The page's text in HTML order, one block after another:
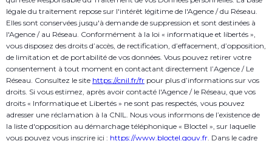
D
O
N
N
É
E
S
légale du traitement repose sur l'intérêt légitime de l'Agence / du Réseau.
Elles sont conservées jusqu'à demande de suppression et sont destinées à
l'Agence / au Réseau. Conformément à la loi « informatique et libertés »,
vous disposez des droits d’accès, de rectification, d’effacement, d’opposition,
de limitation et de portabilité de vos données. Vous pouvez retirer votre
consentement à tout moment en contactant directement l’Agence / Le
Réseau. Consultez le site https://cnil.fr/fr pour plus d’informations sur vos
droits. Si vous estimez, après avoir contacté l'Agence / le Réseau, que vos
droits « Informatique et Libertés » ne sont pas respectés, vous pouvez
adresser une réclamation à la CNIL. Nous vous informons de l’existence de
la liste d'opposition au démarchage téléphonique « Bloctel », sur laquelle
vous pouvez vous inscrire ici : https://www.bloctel.gouv.fr . Dans le cadre